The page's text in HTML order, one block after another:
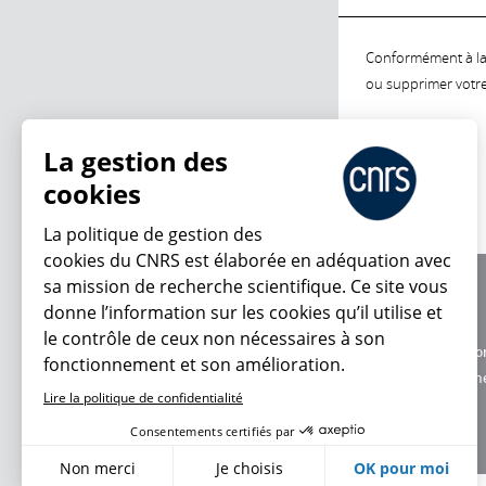
Conformément à
ou supprimer
Charte
Données
La gestion des
cookies
La politique de gestion des
cookies du CNRS est élaborée en adéquation avec
sa mission de recherche scientifique. Ce site vous
donne l’information sur les cookies qu’il utilise et
le contrôle de ceux non nécessaires à son
fonctionnement et son amélioration.
Lire la politique de confidentialité
Consentements certifiés par
Non merci Je choisis OK pour moi